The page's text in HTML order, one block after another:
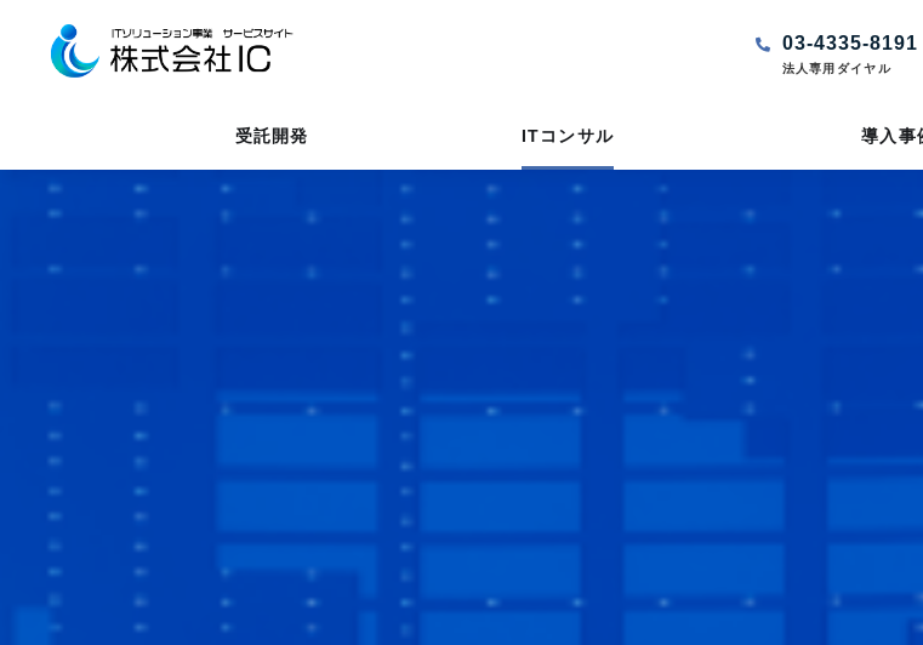
03-4335-8191
法人専用ダイヤル
受託開発 ITコンサル 導入事